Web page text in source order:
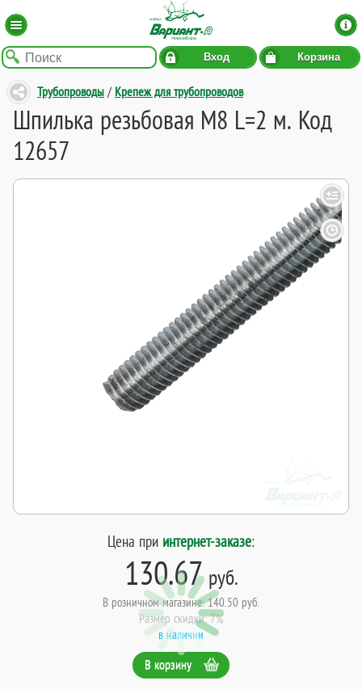
Вход Корзина
Трубопроводы / Крепеж для трубопроводов
Шпилька резьбовая M8 L=2 м. Код
12657
Цена при интернет-заказе:
130.67руб.
В розничном магазине: 140.50 руб.
Размер скидки: 7%
в наличии
В корзину